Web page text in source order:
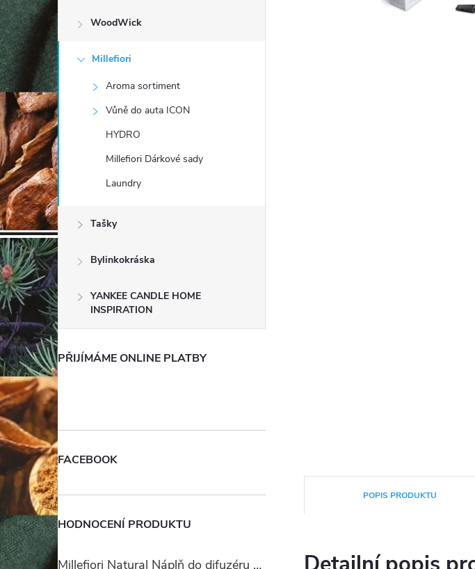
r
a
n
n
í
p
a
n
e
l
WoodWick
Millefiori
Aroma sortiment
Vůně do auta ICON
HYDRO
Millefiori Dárkové sady
Laundry
Tašky
Bylinkokráska
YANKEE CANDLE HOME
INSPIRATION
PŘIJÍMÁME ONLINE PLATBY
FACEBOOK
HODNOCENÍ PRODUKTU
Millefiori Natural Náplň do difuzéru 250ml/Ambra & Rosa
POPIS PRODUKTU